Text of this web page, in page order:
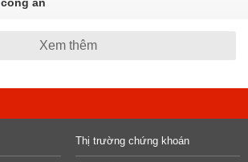
Xem thêm
Thị trường chứng khoán